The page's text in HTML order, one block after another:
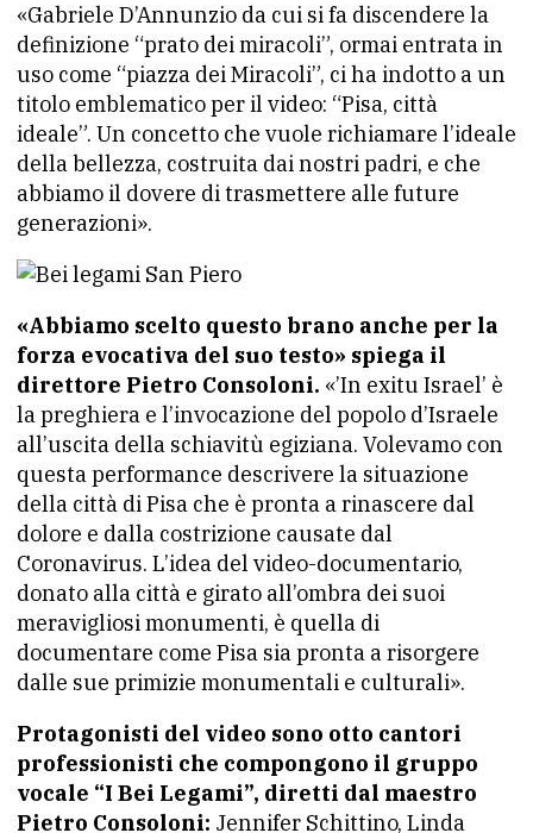
«Gabriele D’Annunzio da cui si fa discendere la
definizione “prato dei miracoli”, ormai entrata in
uso come “piazza dei Miracoli”, ci ha indotto a un
titolo emblematico per il video: “Pisa, città
ideale”. Un concetto che vuole richiamare l’ideale
della bellezza, costruita dai nostri padri, e che
abbiamo il dovere di trasmettere alle future
generazioni».
«Abbiamo scelto questo brano anche per la
forza evocativa del suo testo» spiega il
direttore Pietro Consoloni. «’In exitu Israel’ è
la preghiera e l’invocazione del popolo d’Israele
all’uscita della schiavitù egiziana. Volevamo con
questa performance descrivere la situazione
della città di Pisa che è pronta a rinascere dal
dolore e dalla costrizione causate dal
Coronavirus. L’idea del video-documentario,
donato alla città e girato all’ombra dei suoi
meravigliosi monumenti, è quella di
documentare come Pisa sia pronta a risorgere
dalle sue primizie monumentali e culturali».
Protagonisti del video sono otto cantori
professionisti che compongono il gruppo
vocale “I Bei Legami”, diretti dal maestro
Pietro Consoloni: Jennifer Schittino, Linda